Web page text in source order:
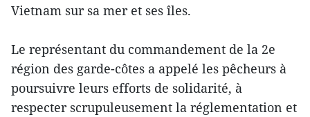
Vietnam sur sa mer et ses îles.
Le représentant du commandement de la 2e
région des garde-côtes a appelé les pêcheurs à
poursuivre leurs efforts de solidarité, à
respecter scrupuleusement la réglementation et